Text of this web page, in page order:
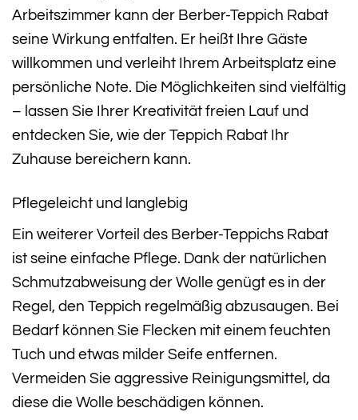
Arbeitszimmer kann der Berber-Teppich Rabat
seine Wirkung entfalten. Er heißt Ihre Gäste
willkommen und verleiht Ihrem Arbeitsplatz eine
persönliche Note. Die Möglichkeiten sind vielfältig
– lassen Sie Ihrer Kreativität freien Lauf und
entdecken Sie, wie der Teppich Rabat Ihr
Zuhause bereichern kann.
Pflegeleicht und langlebig
Ein weiterer Vorteil des Berber-Teppichs Rabat
ist seine einfache Pflege. Dank der natürlichen
Schmutzabweisung der Wolle genügt es in der
Regel, den Teppich regelmäßig abzusaugen. Bei
Bedarf können Sie Flecken mit einem feuchten
Tuch und etwas milder Seife entfernen.
Vermeiden Sie aggressive Reinigungsmittel, da
diese die Wolle beschädigen können.